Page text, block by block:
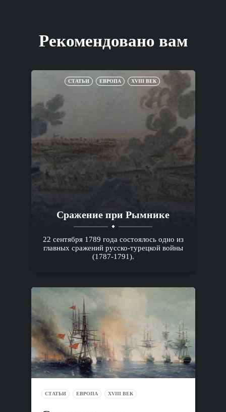
Рекомендовано вам
СТАТЬИ ЕВРОПА XVIII ВЕК
Сражение при Рымнике
22 сентября 1789 года состоялось одно из
главных сражений русско-турецкой войны
(1787-1791).
СТАТЬИ ЕВРОПА XVIII ВЕК